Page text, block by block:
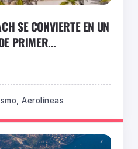
SE CONVIERTE EN UN
PRIMER...
Aerolíneas